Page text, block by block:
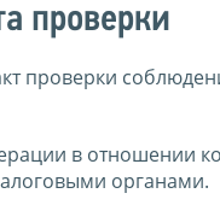
проверки
проверки
в отношении
органами.